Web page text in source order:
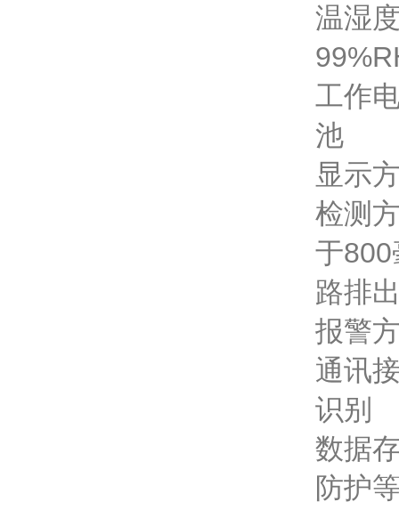
温湿
工作
池
显示
检测
于800
路排
报警
通讯
识别
数据
防护